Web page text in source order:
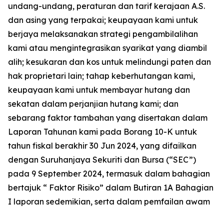
undang-undang, peraturan dan tarif kerajaan A.S.
dan asing yang terpakai; keupayaan kami untuk
berjaya melaksanakan strategi pengambilalihan
kami atau mengintegrasikan syarikat yang diambil
alih; kesukaran dan kos untuk melindungi paten dan
hak proprietari lain; tahap keberhutangan kami,
keupayaan kami untuk membayar hutang dan
sekatan dalam perjanjian hutang kami; dan
sebarang faktor tambahan yang disertakan dalam
Laporan Tahunan kami pada Borang 10-K untuk
tahun fiskal berakhir 30 Jun 2024, yang difailkan
dengan Suruhanjaya Sekuriti dan Bursa (“SEC”)
pada 9 September 2024, termasuk dalam bahagian
bertajuk “ Faktor Risiko” dalam Butiran 1A Bahagian
I laporan sedemikian, serta dalam pemfailan awam